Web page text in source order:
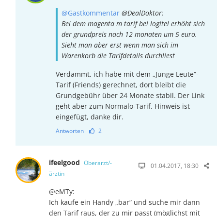
@Gastkommentar @DealDoktor:
Bei dem magenta m tarif bei logitel erhöht sich
der grundpreis nach 12 monaten um 5 euro.
Sieht man aber erst wenn man sich im
Warenkorb die Tarifdetails durchliest
Verdammt, ich habe mit dem „Junge Leute“-
Tarif (Friends) gerechnet, dort bleibt die
Grundgebühr über 24 Monate stabil. Der Link
geht aber zum Normalo-Tarif. Hinweis ist
eingefügt, danke dir.
Antworten 2
ifeelgood Oberarzt/-
ärztin
01.04.2017, 18:30
@eMTy:
Ich kaufe ein Handy „bar“ und suche mir dann
den Tarif raus, der zu mir passt (möglichst mit